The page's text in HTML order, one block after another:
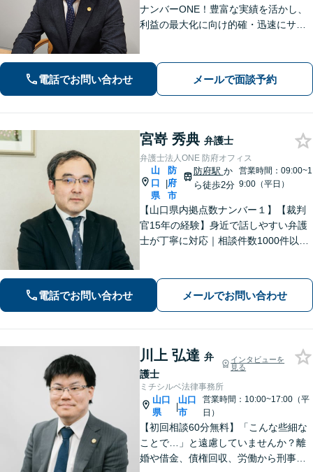
ナンバーONE！豊富な実績を活かし、
利益の最大化に向け的確・迅速にサポ
問題／交通事故等、あなたの味方とし
て尽力します【完全個室】【下関駅5
電話でお問い合わせ メールで面談予約
宮嵜 秀典 弁護士
弁護士法人ONE 防府オフィス
山
口
県
|
防
府
市
防府駅 か
ら徒歩2分
営業時間：09:00~1
9:00（平日）
【山口県内拠点数ナンバー１】【裁判
官15年の経験】身近で話しやすい弁護
士が丁寧に対応｜相談件数1000件以上
心してお任せください。【夜間対応】
電話でお問い合わせ メールでお問い合わせ
川上 弘達 弁
護士
インタビューを
見る
ミチシルベ法律事務所
山口
県
|
山口
市
営業時間：10:00~17:00（平
日）
【初回相談60分無料】「こんな些細な
ことで…」と遠慮していませんか？離
婚や借金、債権回収、労働から刑事事